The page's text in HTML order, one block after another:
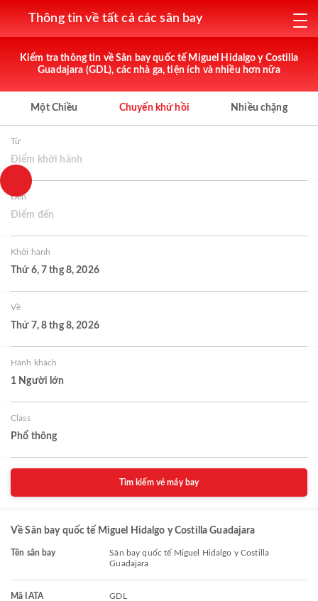
Thông tin về tất cả các sân bay
Kiểm tra thông tin về Sân bay quốc tế Miguel Hidalgo y Costilla
Guadajara (GDL), các nhà ga, tiện ích và nhiều hơn nữa
Một Chiều Chuyến khứ hồi Nhiều chặng
Từ
Điểm khởi hành
Đến
Điểm đến
Khởi hành
Thứ 6, 7 thg 8, 2026
Về
Thứ 7, 8 thg 8, 2026
Hành khách
1 Người lớn
Class
Phổ thông
Tìm kiếm vé máy bay
Về Sân bay quốc tế Miguel Hidalgo y Costilla Guadajara
Tên sân bay
Sân bay quốc tế Miguel Hidalgo y Costilla
Guadajara
Mã IATA GDL